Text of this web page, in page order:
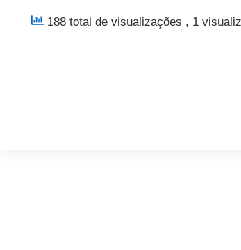
188 total de visualizações , 1